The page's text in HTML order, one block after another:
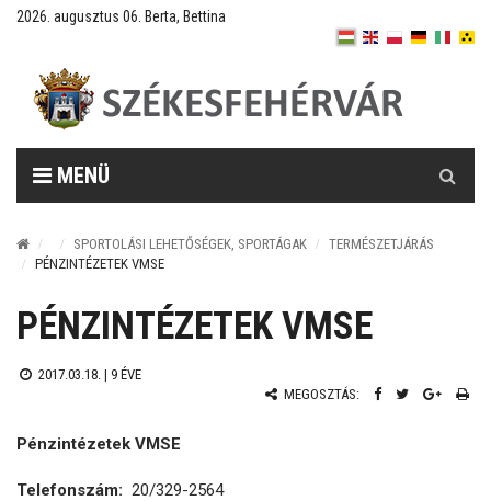
2026. augusztus 06. Berta, Bettina
MENÜ
SPORTOLÁSI LEHETŐSÉGEK, SPORTÁGAK
TERMÉSZETJÁRÁS
PÉNZINTÉZETEK VMSE
PÉNZINTÉZETEK VMSE
2017.03.18. | 9 ÉVE
MEGOSZTÁS:
Pénzintézetek VMSE
Telefonszám: 20/329-2564